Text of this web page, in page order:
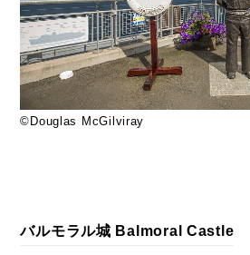
©Douglas McGilviray
バルモラル城 Balmoral Castle